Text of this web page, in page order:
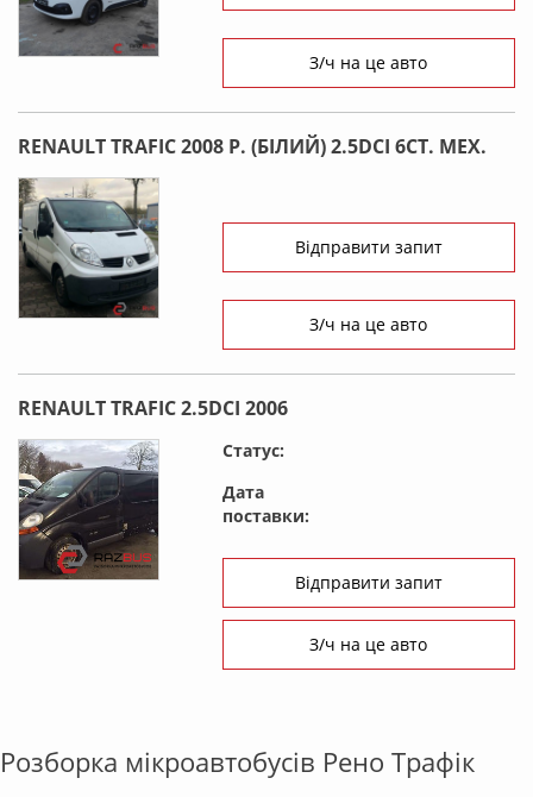
Розборка мікроавтобусів Рено Трафік
З/ч на це авто
RENAULT TRAFIC 2008 Р. (БІЛИЙ) 2.5DCI 6СТ. МЕХ.
Відправити запит
З/ч на це авто
RENAULT TRAFIC 2.5DCI 2006
Статус:
Дата
поставки:
Відправити запит
З/ч на це авто